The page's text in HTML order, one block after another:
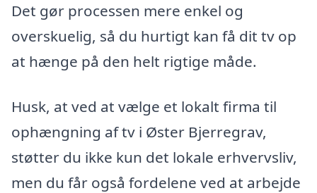
Det gør processen mere enkel og
overskuelig, så du hurtigt kan få dit tv op
at hænge på den helt rigtige måde.
Husk, at ved at vælge et lokalt firma til
ophængning af tv i Øster Bjerregrav,
støtter du ikke kun det lokale erhvervsliv,
men du får også fordelene ved at arbejde